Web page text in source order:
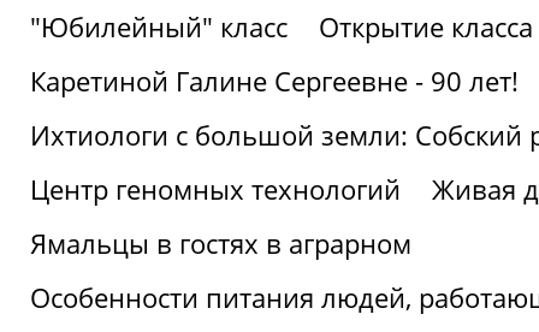
"Юбилейный" класс
Открытие
Каретиной Галине Сергеевне - 90 лет!
Ихтиологи с большой земли: Собский
Центр геномных технологий
Живая
Ямальцы в гостях в аграрном
Особенности питания людей,